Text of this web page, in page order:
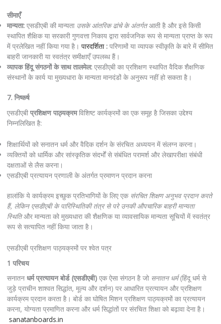
सीमाएँ
मान्यता:एसडीएबी की मान्यता उसके आंतरिक ढांचे के अंतर्गतआती है और इसे किसी
स्थापित शैक्षिक या सरकारी गुणवत्ता निकाय द्वारा सार्वजनिक रूप से मान्यता प्राप्त के रूप
में प्रलेखित नहीं किया गया है। पारदर्शिता :परिणामों या व्यापक स्वीकृति के बारे में सीमित
बाहरी जानकारी या स्वतंत्र समीक्षाएँ उपलब्ध हैं।
व्यापक हिंदू संगठनों के साथ तालमेल:एसडीएबी का प्रशिक्षण स्थापित वैदिक शैक्षणिक
संस्थानों के कार्य या मुख्यधारा के मान्यता मानदंडों के अनुरूप नहीं हो सकता है।
7. निष्कर्ष
एसडीएबी प्रशिक्षण पाठ्यक्रमविशिष्ट कार्यक्रमों का एक समूह है जिसका उद्देश्य
निम्नलिखित है:
शिक्षार्थियों को सनातन धर्म और वैदिक दर्शन के संरचित अध्ययन में संलग्न करना।
व्यक्तियों को धार्मिक और सांस्कृतिक संदर्भों से संबंधित परामर्श और लेखापरीक्षा संबंधी
दक्षताओं से लैस करना।
एसडीएबी प्रत्यायन प्रणाली के अंतर्गत प्रमाणन प्रदान करना
हालांकि ये कार्यक्रम इच्छुक प्रतिभागियों के लिए एक संरचित शिक्षण अनुभव प्रदान करते
हैं, लेकिन एसडीएबी के पारिस्थितिकी तंत्र से परे उनकीऔपचारिक बाहरी मान्यता
स्थितिऔर मान्यता को मुख्यधारा की शैक्षणिक या व्यावसायिक मान्यता सूचियों में स्वतंत्र
रूप से सत्यापित नहीं किया जाता है।
एसडीएबी प्रशिक्षण पाठ्यक्रमों पर श्वेत पत्र
1 परिचय
सनातन धर्म प्रत्यायन बोर्ड (एसडीएबी)एक ऐसा संगठन है जो सनातन धर्म(हिंदू धर्म से
जुड़े प्राचीन शाश्वत सिद्धांत, मूल्य और दर्शन) पर आधारित प्रत्यायन और प्रशिक्षण
कार्यक्रम प्रदान करता है। बोर्ड का घोषित मिशन प्रशिक्षण पाठ्यक्रमों का प्रत्यायन
करना, योग्यता प्रमाणित करना और धर्म सिद्धांतों पर संरचित शिक्षा को बढ़ावा देना है।
sanatanboards.in